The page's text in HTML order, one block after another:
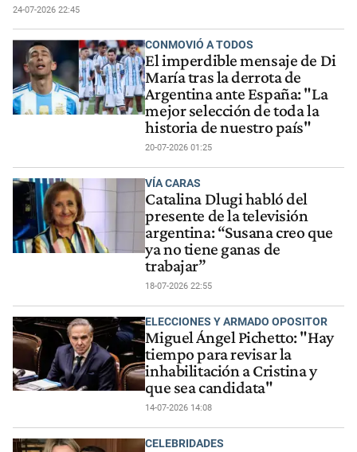
24-07-2026 22:45
CONMOVIÓ A TODOS
El imperdible mensaje de Di
María tras la derrota de
Argentina ante España: "La
mejor selección de toda la
historia de nuestro país"
20-07-2026 01:25
VÍA CARAS
Catalina Dlugi habló del
presente de la televisión
argentina: “Susana creo que
ya no tiene ganas de
trabajar”
18-07-2026 22:55
ELECCIONES Y ARMADO OPOSITOR
Miguel Ángel Pichetto: "Hay
tiempo para revisar la
inhabilitación a Cristina y
que sea candidata"
14-07-2026 14:08
CELEBRIDADES